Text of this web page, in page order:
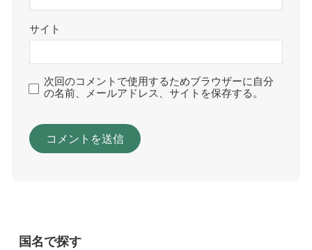
サイト
次回のコメントで使用するためブラウザーに自分
の名前、メールアドレス、サイトを保存する。
国名で探す